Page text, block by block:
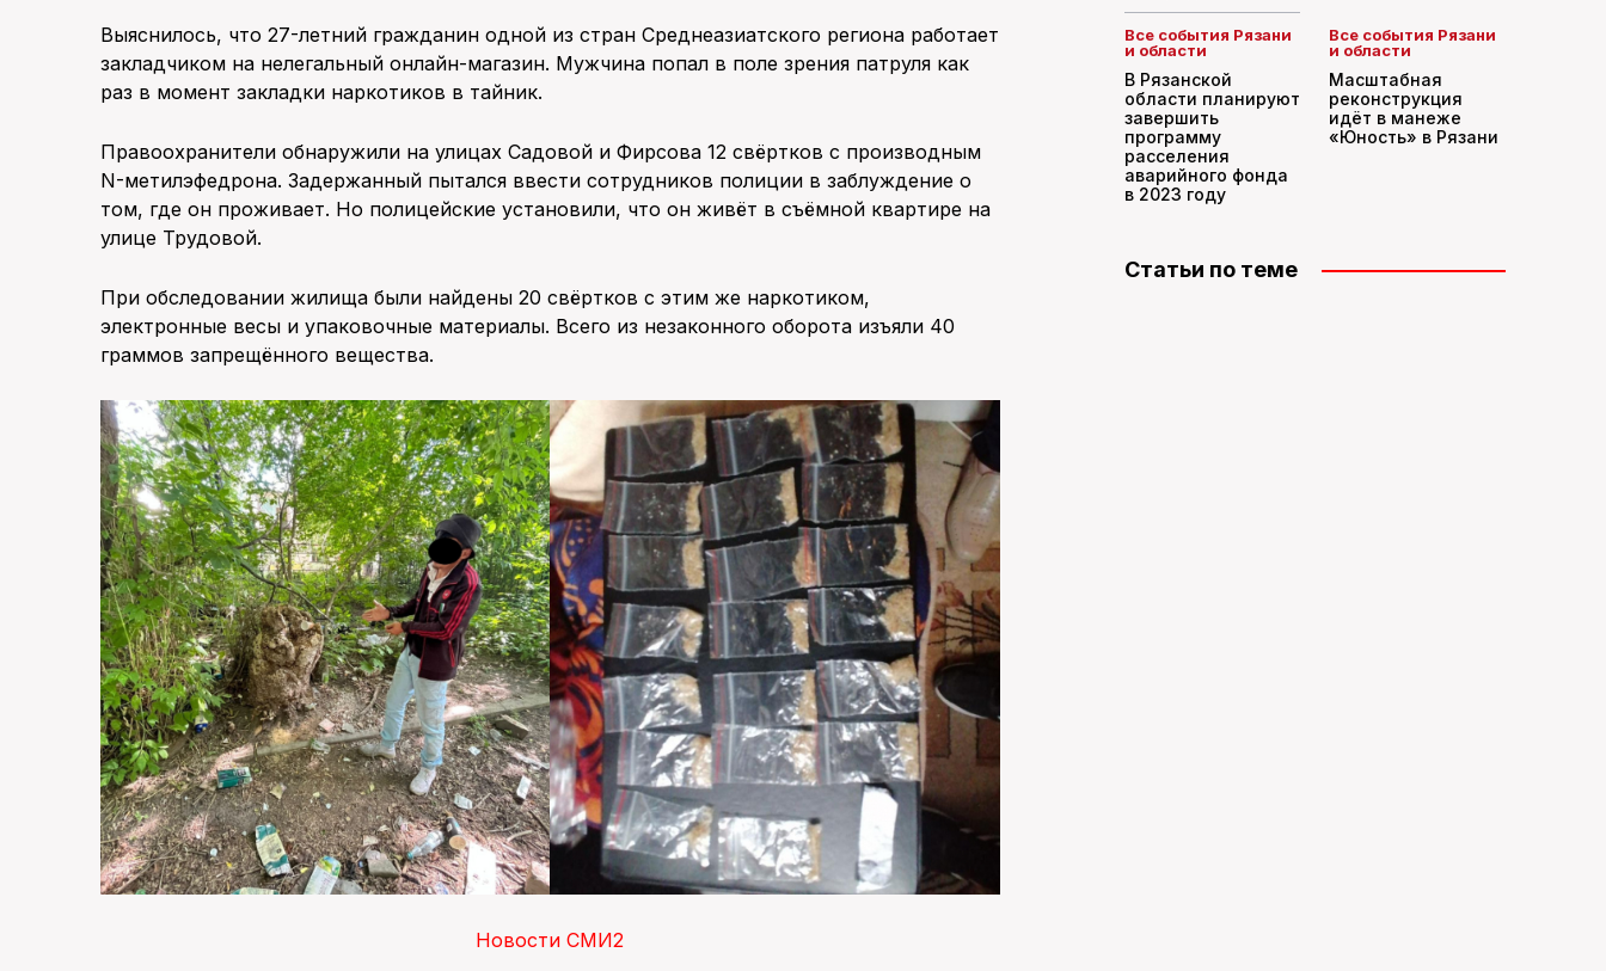
Выяснилось, что 27-летний гражданин одной из стран Среднеазиатского региона работает
закладчиком на нелегальный онлайн-магазин. Мужчина попал в поле зрения патруля как
раз в момент закладки наркотиков в тайник.
Правоохранители обнаружили на улицах Садовой и Фирсова 12 свёртков с производным
N-метилэфедрона. Задержанный пытался ввести сотрудников полиции в заблуждение о
том, где он проживает. Но полицейские установили, что он живёт в съёмной квартире на
улице Трудовой.
При обследовании жилища были найдены 20 свёртков с этим же наркотиком,
электронные весы и упаковочные материалы. Всего из незаконного оборота изъяли 40
граммов запрещённого вещества.
Новости СМИ2
Все события Рязани
и области
В Рязанской
области планируют
завершить
программу
расселения
аварийного фонда
в 2023 году
Все события Рязани
и области
Масштабная
реконструкция
идёт в манеже
«Юность» в Рязани
Статьи по теме